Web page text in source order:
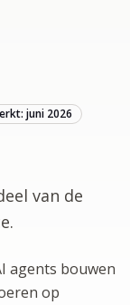
juni 2026
van de
agents bouwen
op